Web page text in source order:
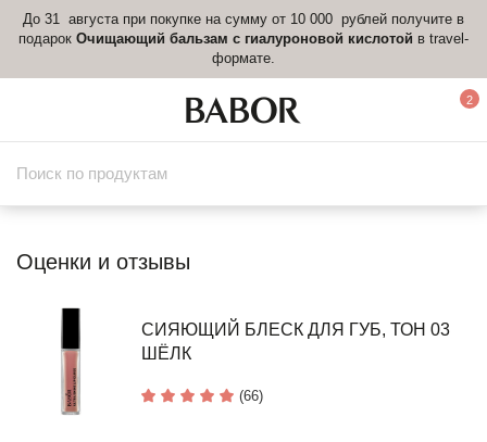
До 31 августа при покупке на сумму от 10 000 рублей получите в
подарок Очищающий бальзам с гиалуроновой кислотой в travel-
формате.
2
Оценки и отзывы
СИЯЮЩИЙ БЛЕСК ДЛЯ ГУБ, ТОН 03
ШЁЛК
(66)